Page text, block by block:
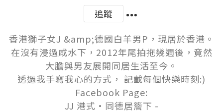
追蹤
香港獅子女J &amp;德國白羊男P，現居於香港。
在沒有浸過咸水下，2012年尾拍拖幾週後，竟然
大膽與男友展開同居生活至今。
透過我手寫我心的方式， 記載每個快樂時刻:)
Facebook Page: